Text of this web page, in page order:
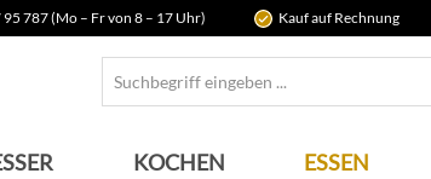
787 (Mo – Fr von 8 – 17 Uhr) Kauf auf Rechnung
KOCHEN ESSEN